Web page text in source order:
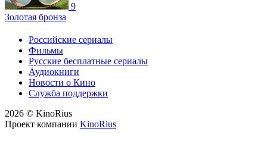
9
Золотая бронза
Российские сериалы
Фильмы
Русские бесплатные сериалы
Аудиокниги
Новости о Кино
Служба поддержки
2026 © KinoRius
Проект компании KinoRius